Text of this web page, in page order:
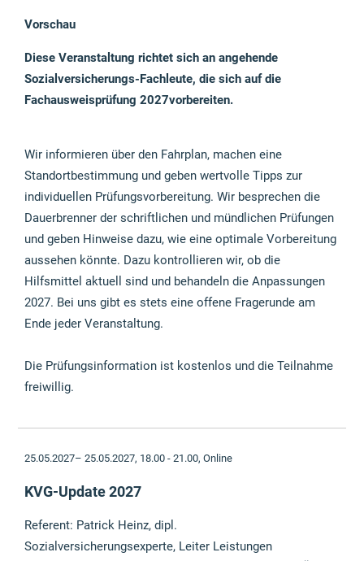
Vorschau
Diese Veranstaltung richtet sich an angehende
Sozialversicherungs-Fachleute, die sich auf die
Fachausweisprüfung 2027vorbereiten.
Wir informieren über den Fahrplan, machen eine
Standortbestimmung und geben wertvolle Tipps zur
individuellen Prüfungsvorbereitung. Wir besprechen die
Dauerbrenner der schriftlichen und mündlichen Prüfungen
und geben Hinweise dazu, wie eine optimale Vorbereitung
aussehen könnte. Dazu kontrollieren wir, ob die
Hilfsmittel aktuell sind und behandeln die Anpassungen
2027. Bei uns gibt es stets eine offene Fragerunde am
Ende jeder Veranstaltung.
Die Prüfungsinformation ist kostenlos und die Teilnahme
freiwillig.
25.05.2027– 25.05.2027, 18.00 - 21.00, Online
KVG-Update 2027
Referent: Patrick Heinz, dipl.
Sozialversicherungsexperte, Leiter Leistungen